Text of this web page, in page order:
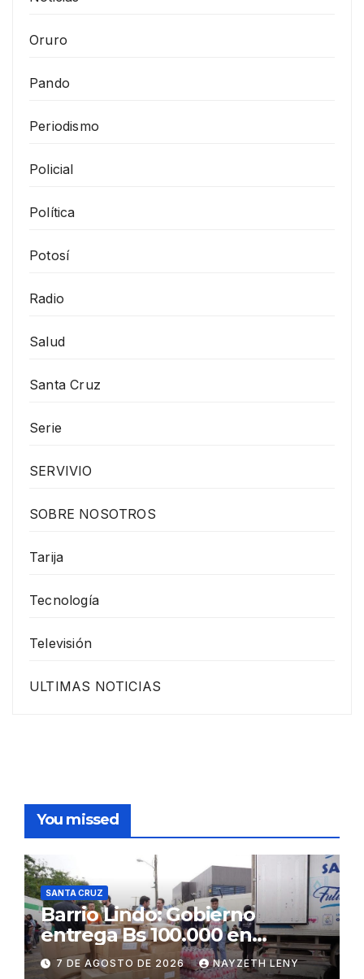
Oruro
Pando
Periodismo
Policial
Política
Potosí
Radio
Salud
Santa Cruz
Serie
SERVIVIO
SOBRE NOSOTROS
Tarija
Tecnología
Televisión
ULTIMAS NOTICIAS
You missed
SANTA CRUZ
Barrio Lindo: Gobierno
entrega Bs 100.000 en
insumos para afectados
7 DE AGOSTO DE 2026 NAYZETH LENY